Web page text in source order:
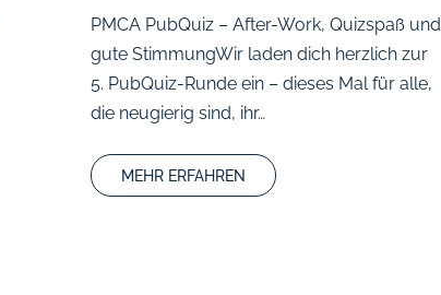
PMCA PubQuiz – After-Work, Quizspaß und
gute StimmungWir laden dich herzlich zur
5. PubQuiz-Runde ein – dieses Mal für alle,
die neugierig sind, ihr…
MEHR ERFAHREN